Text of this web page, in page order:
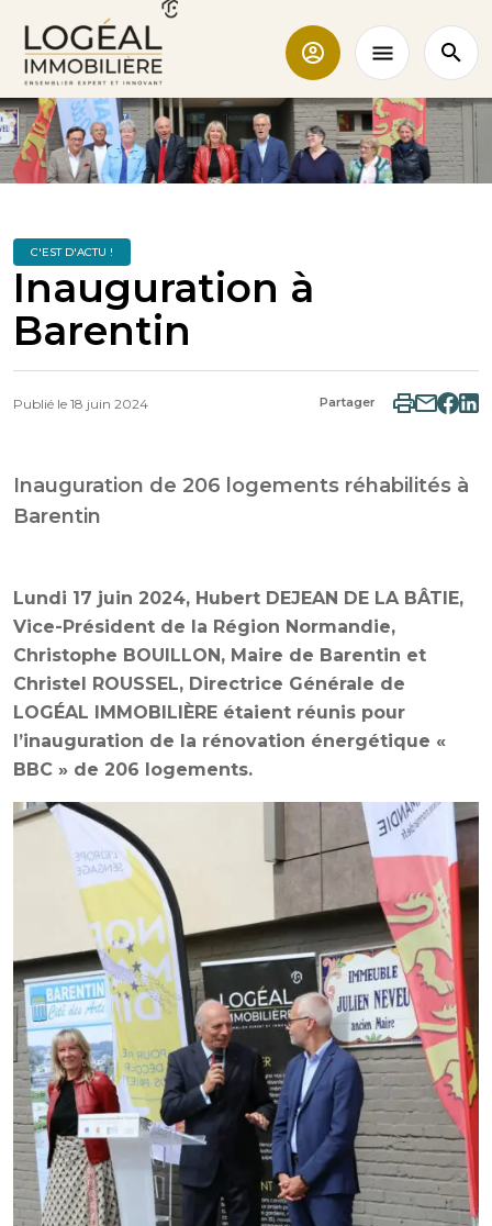
C'EST D'ACTU !
Inauguration à
Barentin
Publié le 18 juin 2024 Partager
Inauguration de 206 logements réhabilités à
Barentin
Lundi 17 juin 2024, Hubert DEJEAN DE LA BÂTIE,
Vice-Président de la Région Normandie,
Christophe BOUILLON, Maire de Barentin et
Christel ROUSSEL, Directrice Générale de
LOGÉAL IMMOBILIÈRE étaient réunis pour
l’inauguration de la rénovation énergétique «
BBC » de 206 logements.